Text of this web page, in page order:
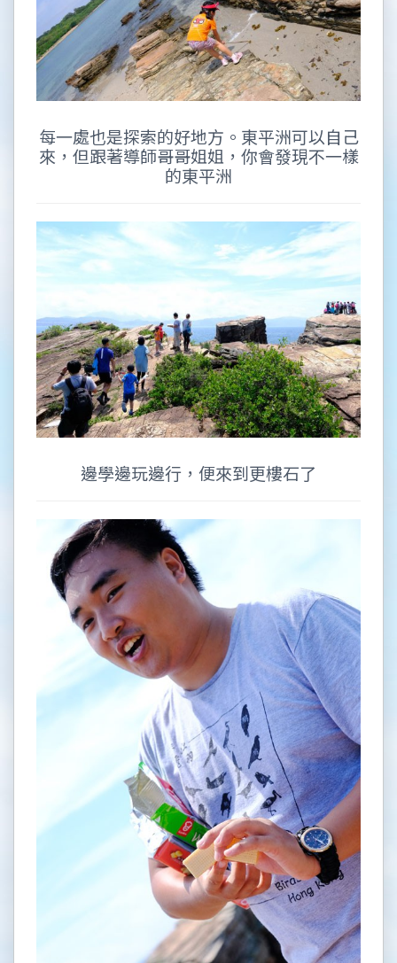
每一處也是探索的好地方。東平洲可以自己
來，但跟著導師哥哥姐姐，你會發現不一樣
的東平洲
邊學邊玩邊行，便來到更樓石了